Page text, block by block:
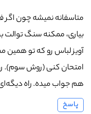
متاسفانه نمیشه چون
بیاری، ممکنه سنگ
آویز لباس رو که تو
امتحان کنی (روش سوم).
هم جواب میده. راه دیگه‌ای
پاسخ